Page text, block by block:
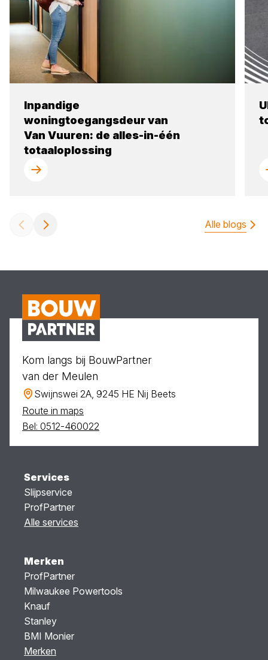
Inpandige
woningtoegangsdeur van
Van Vuuren: de alles-in-één
totaaloplossing
Alle blogs
Kom langs bij BouwPartner
van der Meulen
Swijnswei 2A, 9245 HE Nij Beets
Route in maps
Bel: 0512-460022
Services
Slijpservice
ProfPartner
Alle services
Merken
ProfPartner
Milwaukee Powertools
Knauf
Stanley
BMI Monier
Merken